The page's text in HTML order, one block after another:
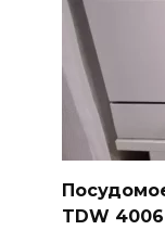
TDW 4006